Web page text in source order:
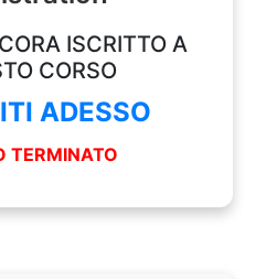
ISCRITTO A
CORSO
ADESSO
TERMINATO